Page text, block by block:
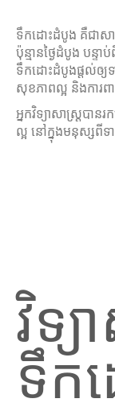
ទឹកដោះដំបូង គឺជាស
ប៉ុន្មានថ្ងៃដំបូង បន្
ទឹកដោះដំបូងផ្តល់ឲ្យទ
សុខភាពល្អ និងការពា
អ្នកវិទ្យាសាស្ដ្របា
ល្អ នៅក្នុងមនុស្សពី
វិទ្យ
ទឹក